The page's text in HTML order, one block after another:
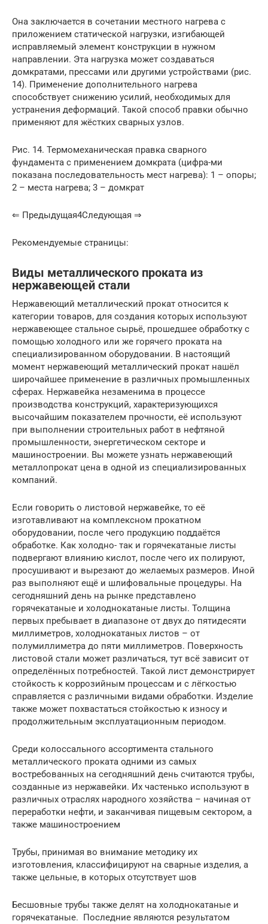
Она заключается в сочетании местного нагрева с
приложением статической нагрузки, изгибающей
исправляемый элемент конструкции в нужном
направлении. Эта нагрузка может создаваться
домкратами, прессами или другими устройствами (рис.
14). Применение дополнительного нагрева
способствует снижению усилий, необходимых для
устранения деформаций. Такой способ правки обычно
применяют для жёстких сварных узлов.
Рис. 14. Термомеханическая правка сварного
фундамента с применением домкрата (цифра-ми
показана последовательность мест нагрева): 1 – опоры;
2 – места нагрева; 3 – домкрат
⇐ Предыдущая4Следующая ⇒
Рекомендуемые страницы:
Виды металлического проката из
нержавеющей стали
Нержавеющий металлический прокат относится к
категории товаров, для создания которых используют
нержавеющее стальное сырьё, прошедшее обработку с
помощью холодного или же горячего проката на
специализированном оборудовании. В настоящий
момент нержавеющий металлический прокат нашёл
широчайшее применение в различных промышленных
сферах. Нержавейка незаменима в процессе
производства конструкций, характеризующихся
высочайшим показателем прочности, её используют
при выполнении строительных работ в нефтяной
промышленности, энергетическом секторе и
машиностроении. Вы можете узнать нержавеющий
металлопрокат цена в одной из специализированных
компаний.
Если говорить о листовой нержавейке, то её
изготавливают на комплексном прокатном
оборудовании, после чего продукцию поддаётся
обработке. Как холодно- так и горячекатаные листы
подвергают влиянию кислот, после чего их полируют,
просушивают и вырезают до желаемых размеров. Иной
раз выполняют ещё и шлифовальные процедуры. На
сегодняшний день на рынке представлено
горячекатаные и холоднокатаные листы. Толщина
первых пребывает в диапазоне от двух до пятидесяти
миллиметров, холоднокатаных листов – от
полумиллиметра до пяти миллиметров. Поверхность
листовой стали может различаться, тут всё зависит от
определённых потребностей. Такой лист демонстрирует
стойкость к коррозийным процессам и с лёгкостью
справляется с различными видами обработки. Изделие
также может похвастаться стойкостью к износу и
продолжительным эксплуатационным периодом.
Среди колоссального ассортимента стального
металлического проката одними из самых
востребованных на сегодняшний день считаются трубы,
созданные из нержавейки. Их частенько используют в
различных отраслях народного хозяйства – начиная от
переработки нефти, и заканчивая пищевым сектором, а
также машиностроением
Трубы, принимая во внимание методику их
изготовления, классифицируют на сварные изделия, а
также цельные, в которых отсутствует шов
Бесшовные трубы также делят на холоднокатаные и
горячекатаные. Последние являются результатом